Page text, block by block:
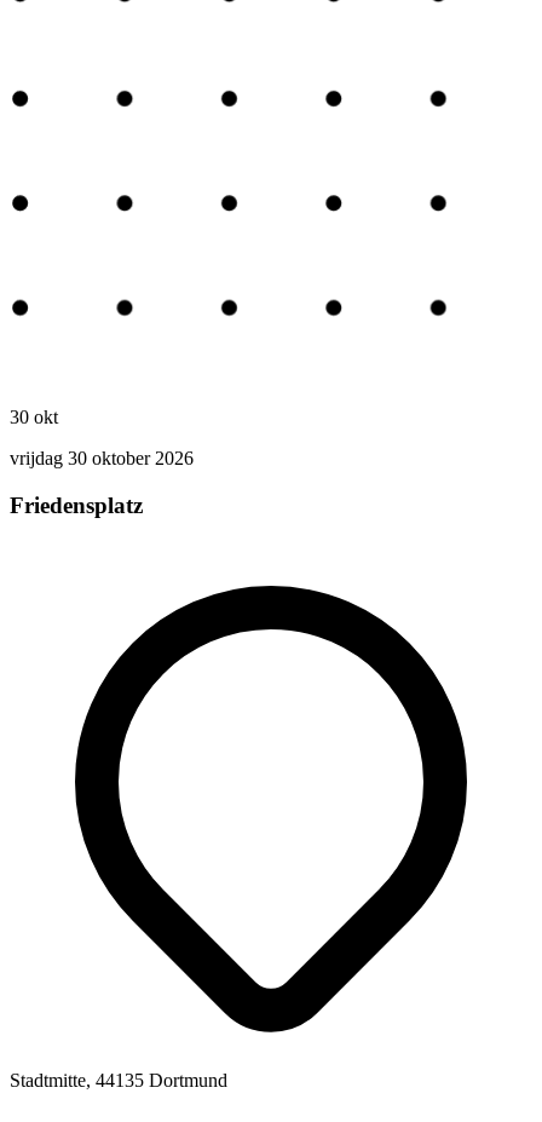
30 okt
vrijdag 30 oktober 2026
Friedensplatz
Stadtmitte, 44135 Dortmund